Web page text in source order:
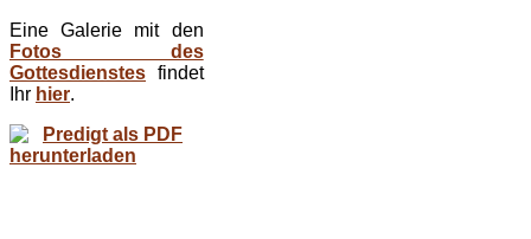
Eine Galerie mit den
Fotos des
Gottesdienstes findet
Ihr hier.
Predigt als PDF
herunterladen